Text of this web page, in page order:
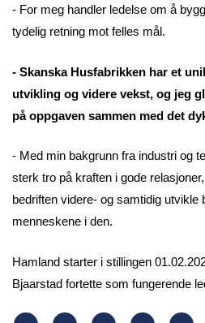
- For meg handler ledelse om å
tydelig retning mot felles mål.
- Skanska Husfabrikken har et
utvikling og videre vekst, og jeg
på oppgaven sammen med det
- Med min bakgrunn fra industri og
sterk tro på kraften i gode
bedriften videre- og samtidig utvikle
menneskene i den.
Hamland starter i stillingen
Bjaarstad fortette som fungerende